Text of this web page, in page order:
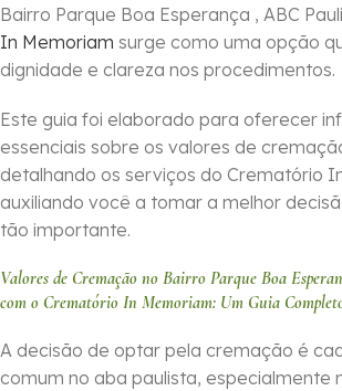
Bairro Parque Boa Esperança , ABC
In Memoriam surge como uma opção
dignidade e clareza nos procedimentos.
Este guia foi elaborado para oferecer
essenciais sobre os valores de
detalhando os serviços do Crematório
auxiliando você a tomar a melhor
tão importante.
Valores de Cremação no Bairro Parque Boa
com o Crematório In Memoriam: Um Guia
A decisão de optar pela cremação é
comum no aba paulista, especialmente